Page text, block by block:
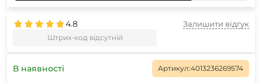
4.8
Штрих-код відсутній
Залишити відгук
В наявності Артикул:4013236269574